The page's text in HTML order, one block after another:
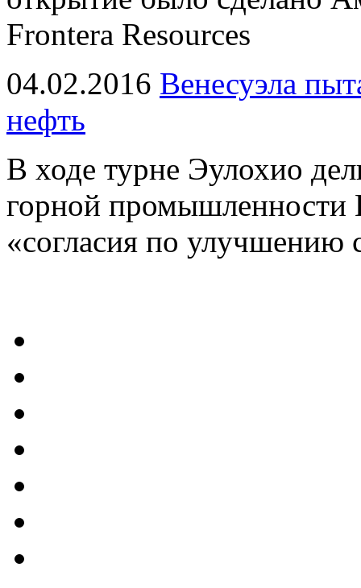
Frontera Resources
04.02.2016 Венесуэла
нефть
В ходе турне Эулохио
горной промышленности
«согласия по улучшению